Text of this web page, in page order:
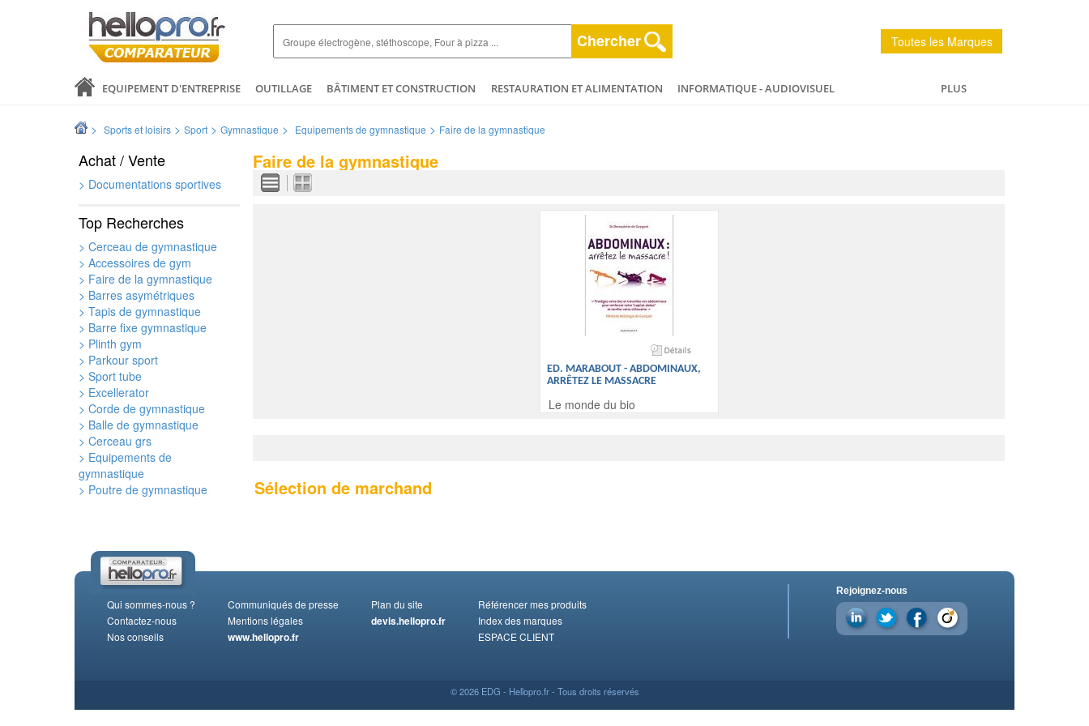
Chercher Toutes les Marques
EQUIPEMENT D'ENTREPRISE OUTILLAGE BÂTIMENT ET CONSTRUCTION RESTAURATION ET ALIMENTATION
INFORMATIQUE - AUDIOVISUEL
PLUS
> Sports et loisirs > Sport > Gymnastique > Equipements de gymnastique > Faire de la gymnastique
Achat / Vente
> Documentations sportives
Top Recherches
> Cerceau de gymnastique
> Accessoires de gym
> Faire de la gymnastique
> Barres asymétriques
> Tapis de gymnastique
> Barre fixe gymnastique
> Plinth gym
> Parkour sport
> Sport tube
> Excellerator
> Corde de gymnastique
> Balle de gymnastique
> Cerceau grs
> Equipements de
gymnastique
> Poutre de gymnastique
Faire de la gymnastique
ED. MARABOUT - ABDOMINAUX,
ARRÊTEZ LE MASSACRE
Le monde du bio
Sélection de marchand
Qui sommes-nous ?
Contactez-nous
Nos conseils
Communiqués de presse
Mentions légales
www.hellopro.fr
Plan du site
devis.hellopro.fr
Référencer mes produits
Index des marques
ESPACE CLIENT
Rejoignez-nous
© 2026 EDG - Hellopro.fr - Tous droits réservés